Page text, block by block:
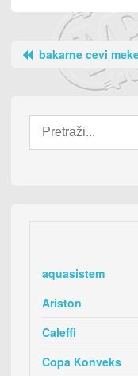
bakarne cevi
aquasistem
Ariston
Caleffi
Copa Konveks